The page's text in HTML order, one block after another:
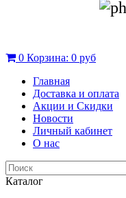
0 Корзина: 0 руб
Главная
Доставка и оплата
Акции и Скидки
Новости
Личный кабинет
О нас
Каталог